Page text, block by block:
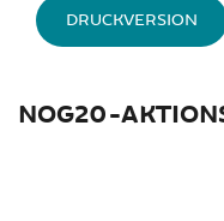
DRUCKVERSION
NOG20-